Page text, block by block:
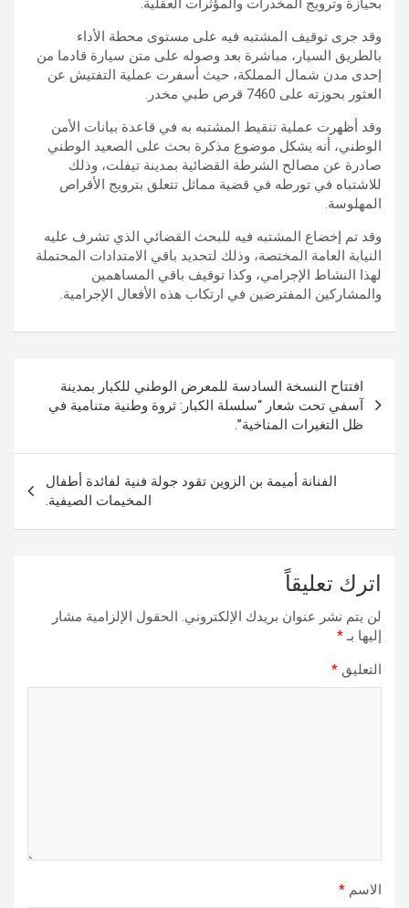
بحيازة وترويج المخدرات والمؤثرات العقلية.
وقد جرى توقيف المشتبه فيه على مستوى محطة الأداء
بالطريق السيار، مباشرة بعد وصوله على متن سيارة قادما من
إحدى مدن شمال المملكة، حيث أسفرت عملية التفتيش عن
العثور بحوزته على 7460 قرص طبي مخدر.
وقد أظهرت عملية تنقيط المشتبه به في قاعدة بيانات الأمن
الوطني، أنه يشكل موضوع مذكرة بحث على الصعيد الوطني
صادرة عن مصالح الشرطة القضائية بمدينة تيفلت، وذلك
للاشتباه في تورطه في قضية مماثل تتعلق بترويج الأقراص
المهلوسة.
وقد تم إخضاع المشتبه فيه للبحث القضائي الذي تشرف عليه
النيابة العامة المختصة، وذلك لتحديد باقي الامتدادات المحتملة
لهذا النشاط الإجرامي، وكذا توقيف باقي المساهمين
والمشاركين المفترضين في ارتكاب هذه الأفعال الإجرامية.
المقالات
افتتاح النسخة السادسة للمعرض الوطني للكبار بمدينة
آسفي تحت شعار “سلسلة الكبار: ثروة وطنية متنامية في
ظل التغيرات المناخية”.
الفنانة أميمة بن الزوين تقود جولة فنية لفائدة أطفال
المخيمات الصيفية.
اترك تعليقاً
لن يتم نشر عنوان بريدك الإلكتروني. الحقول الإلزامية مشار
إليها بـ*
التعليق *
الاسم *